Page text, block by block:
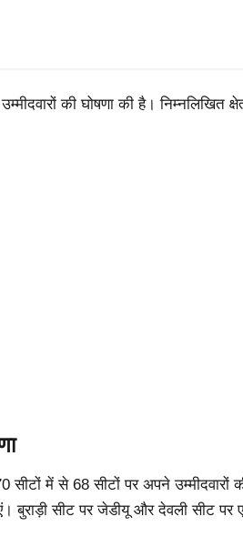
की घोषणा की है। निम्नलिखित
में से 68 सीटों पर अपने उम्मीदवारों
बुराड़ी सीट पर जेडीयू और देवली सीट